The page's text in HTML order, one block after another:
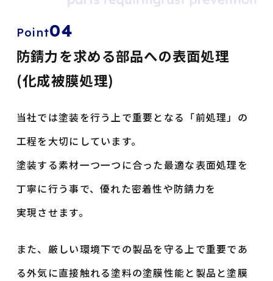
Point04
防錆力を求める部品への表面処理
(化成被膜処理)
当社では塗装を行う上で重要となる「前処理」の
工程を 大切にしています。
塗装する素材一つ一つに合った最適な表面処理を
丁寧に行う事で、優れた密着性や防錆力を
実現させます。
また、厳しい環境下での製品を守る上で重要であ
る外気に直接触れる塗料の塗膜性能と製品と塗膜